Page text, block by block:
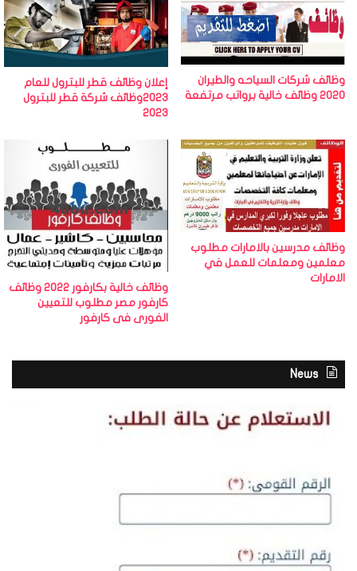
وظائف شركات السياحه والطيران
2020 وظائف خالية برواتب مرتفعة
إعلان وظائف قطر للبترول للعام
2023وظائف شركة قطر للبترول
2023
وظائف مدرسين بالامارات مطلوب
معلمين ومعلمات للعمل في
الامارات
وظائف خالية بكارفور 2022 وظائف
كارفور مصر مطلوب للتعيين
الفورى فى كارفور
News